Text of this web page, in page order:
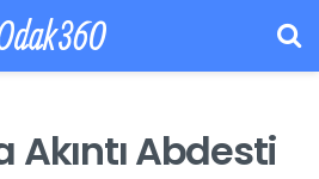
Abdesti